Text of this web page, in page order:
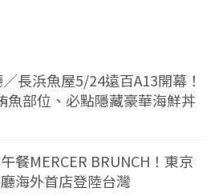
長浜魚屋5/24遠百A13開幕！
魚部位、必點隱藏豪華海鮮丼
餐MERCER BRUNCH！東京
海外首店登陸台灣